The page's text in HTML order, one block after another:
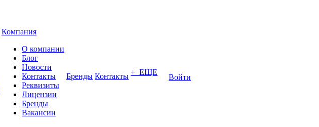
Компания
О компании
Блог
Новости
Контакты
Реквизиты
Лицензии
Бренды
Вакансии
Бренды Контакты + ЕЩЕ
Войти